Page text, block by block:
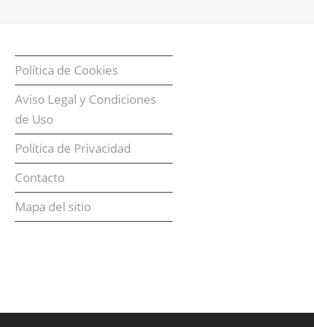
Política de Cookies
Aviso Legal y Condiciones
de Uso
Política de Privacidad
Contacto
Mapa del sitio